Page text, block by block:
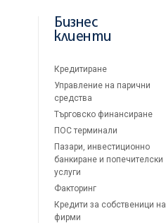
Бизнес
клиенти
Кредитиране
Управление на парични
средства
Търговско финансиране
ПОС терминали
Пазари, инвестиционно
банкиране и попечителски
услуги
Факторинг
Кредити за собственици на
фирми